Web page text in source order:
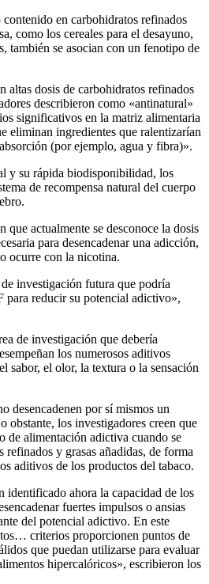
en carbohidratos refinados
como los cereales para el desayuno,
también se asocian con un fenotipo de
altas dosis de carbohidratos refinados
describieron como «antinatural»
significativos en la matriz alimentaria
eliminan ingredientes que ralentizarían
(por ejemplo, agua y fibra)».
y su rápida biodisponibilidad, los
de recompensa natural del cuerpo
que actualmente se desconoce la dosis
para desencadenar una adicción,
ocurre con la nicotina.
investigación futura que podría
para reducir su potencial adictivo»,
de investigación que debería
los numerosos aditivos
sabor, el olor, la textura o la sensación
desencadenen por sí mismos un
obstante, los investigadores creen que
de alimentación adictiva cuando se
refinados y grasas añadidas, de forma
aditivos de los productos del tabaco.
identificado ahora la capacidad de los
fuertes impulsos o ansias
del potencial adictivo. En este
criterios proporcionen puntos de
que puedan utilizarse para evaluar
hipercalóricos», escribieron los